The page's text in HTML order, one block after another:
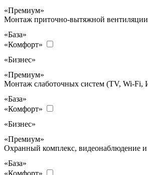
«Премиум»
Монтаж приточно-вытяжной вентиляции
«База»
«Комфорт»
«Бизнес»
«Премиум»
Монтаж слаботочных систем (TV, Wi-Fi,
«База»
«Комфорт»
«Бизнес»
«Премиум»
Охранный комплекс, видеонаблюдение
«База»
«Комфорт»